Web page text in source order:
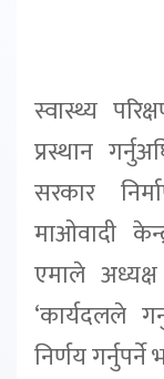
स्वास्थ्य
प्रस्थान
सरकार
माओवादी
एमाले
‘कार्यदलले
निर्णय